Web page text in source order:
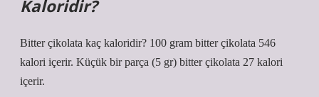
Kaloridir?
Bitter çikolata kaç kaloridir? 100 gram bitter çikolata 546
kalori içerir. Küçük bir parça (5 gr) bitter çikolata 27 kalori
içerir.